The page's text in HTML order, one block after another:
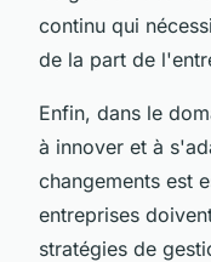
continu qui
de la part de
Enfin, dans le
à innover et à
changements est
entreprises
stratégies de